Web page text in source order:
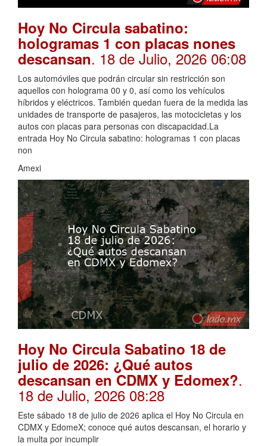
Hoy No Circula sabatino:
hologramas 1 con placas nones
descansan. 18 de Julio, 2026 06:08
Los automóviles que podrán circular sin restricción son
aquellos con holograma 00 y 0, así como los vehículos
híbridos y eléctricos. También quedan fuera de la medida las
unidades de transporte de pasajeros, las motocicletas y los
autos con placas para personas con discapacidad.La
entrada Hoy No Circula sabatino: hologramas 1 con placas
non
Amexi
Hoy No Circula Sabatino 18 de
julio de 2026: ¿Qué autos
descansan en CDMX y Edomex?.
18 de Julio, 2026 08:28
Este sábado 18 de julio de 2026 aplica el Hoy No Circula en
CDMX y EdomeX; conoce qué autos descansan, el horario y
la multa por incumplir